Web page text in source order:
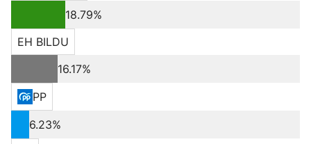
18.79%
EH BILDU
16.17%
PP
6.23%